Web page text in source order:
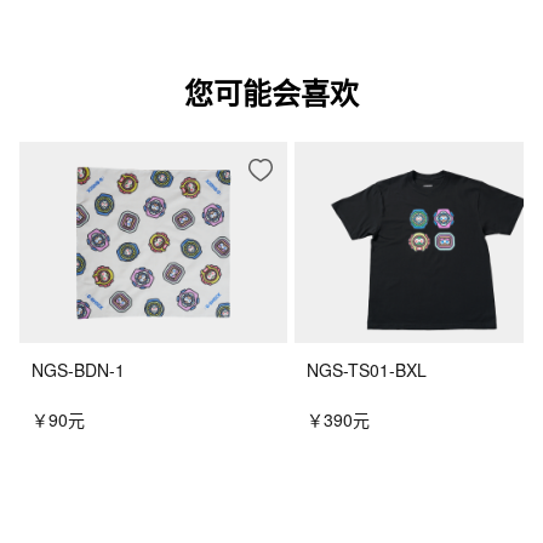
您可能会喜欢
NGS-BDN-1
￥90元
NGS-TS01-BXL
￥390元